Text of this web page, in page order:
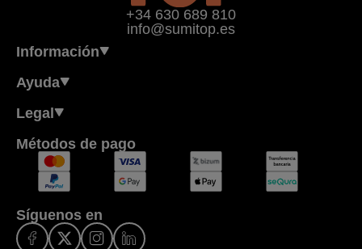
+34 630 689 810
info@sumitop.es
Información
Ayuda
Legal
Métodos de pago
Síguenos en